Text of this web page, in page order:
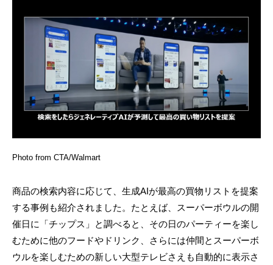
Photo from CTA/Walmart
商品の検索内容に応じて、生成AIが最高の買物リストを提案
する事例も紹介されました。たとえば、スーパーボウルの開
催日に「チップス」と調べると、その日のパーティーを楽し
むために他のフードやドリンク、さらには仲間とスーパーボ
ウルを楽しむための新しい大型テレビさえも自動的に表示さ